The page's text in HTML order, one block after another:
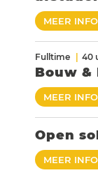
MEER
Fulltime 40
Bouw
MEER
Open
MEER